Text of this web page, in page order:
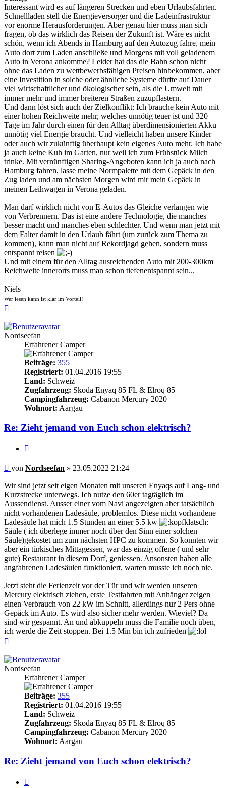
Interessant wird es auf längeren Strecken und eben Urlaubsfahrten.
Schnellladen stell die Energieversorger und die Ladeinfrastruktur
vor enorme Herausforderungen. Aber genau hier muss man sich
fragen, ob das wirklich das Reisen der Zukunft ist. Wäre es nicht
schön, wenn ich Abends in Hamburg auf den Autozug fahre, mein
Auto dort zum Laden anschließe und Morgens mit voll geladenem
Auto in Verona ankomme? Leider hat das die Bahn schon nicht
ohne das Laden zu wettbewerbsfähigen Preisen hinbekommen, aber
eine Investition in solche oder ähnliche Systeme dürfte auf Dauer
viel wirtschaftlicher und ökologischer sein, als die Umwelt mit
immer mehr und immer breiteren Straßen zuzupflastern.
Und dann löst sich auch der Zielkonflikt: Ich brauche kein Auto mit
einer hohen Reichweite mehr, welches unnötig teuer ist und 320
Tage im Jahr durch einen für den Alltag überdimensionierten Akku
unnötig viel Energie braucht. Und vielleicht haben unsere Kinder
oder auch wir zukünftig überhaupt kein eigenes Auto mehr. Ich habe
ja auch keine Kuh im Garten, nur weil ich zum Frühstück Milch
trinke. Mit vernünftigen Sharing-Angeboten kann ich ja auch nach
Hamburg fahren, lasse meine Normpalette mit dem Gepäck in den
Zug laden und am nächsten Morgen wird mir mein Gepäck in
meinen Leihwagen in Verona geladen.
Man darf wirklich nicht von E-Autos das Gleiche verlangen wie
von Verbrennern. Das ist eine andere Technologie, die manches
besser macht und manches eben schlechter. Und wenn man jetzt mit
dem Falter damit in den Urlaub fährt (um zurück zum Thema zu
kommen), kann man nicht auf Rekordjagd gehen, sondern muss
entspannt reisen
Und mit einem für den Alltag ausreichenden Auto mit 200-300km
Reichweite innerorts muss man schon tiefenentspannt sein...
Niels
Wer lesen kann ist klar im Vorteil!
Nordseefan
Erfahrener Camper
Beiträge: 355
Registriert: 01.04.2016 19:55
Land: Schweiz
Zugfahrzeug: Skoda Enyaq 85 FL & Elroq 85
Campingfahrzeug: Cabanon Mercury 2020
Wohnort: Aargau
Re: Zieht jemand von Euch schon elektrisch?
Beitrag
von Nordseefan » 23.05.2022 21:24
Wir sind jetzt seit eigen Monaten mit unseren Enyaqs auf Lang- und
Kurzstrecke unterwegs. Ich nutze den 60er tagtäglich im
Aussendienst. Ausser einer vom Navi angezeigten aber tatsächlich
nicht vorhandenen Ladesäule, problemlos. Diese nicht vorhandene
Ladesäule hat mich 1.5 Stunden an einer 5.5 kw
Säule ( ich überlege immer noch über den Sinn einer solchen
Säule)gekostet um zum nächsten HPC zu kommen. So konnten wir
aber ein türkisches Mittagessen, war das einzig offene ( und sehr
gute) Restaurant in diesem Dorf, geniessen. Ansonsten haben alle
angfahrenen Ladesäulen funktioniert, warten musste ich noch nie.
Jetzt steht die Ferienzeit vor der Tür und wir werden unseren
Mercury elektrisch ziehen, erste Testfahrten mit Anhänger zeigen
einen Verbrauch von 22 kW im Schnitt, allerdings nur 2 Pers ohne
Gepäck im Auto. Es wird also sicher mehr werden. Wieviel? Da
sind wir gespannt. An und abkuppeln muss die Familie noch üben,
ich werde die Zeit stoppen. Bei 1.5 Min bin ich zufrieden
Nordseefan
Erfahrener Camper
Beiträge: 355
Registriert: 01.04.2016 19:55
Land: Schweiz
Zugfahrzeug: Skoda Enyaq 85 FL & Elroq 85
Campingfahrzeug: Cabanon Mercury 2020
Wohnort: Aargau
Re: Zieht jemand von Euch schon elektrisch?